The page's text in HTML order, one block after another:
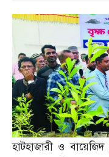
হাটহাজারী ও বায়েজিদ